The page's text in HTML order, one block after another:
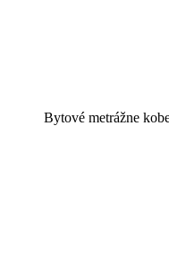
Bytové metrážne